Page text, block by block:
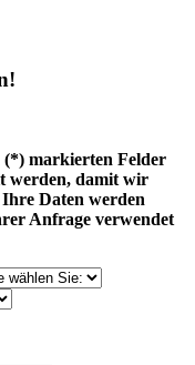
(*) markierten Felder
werden, damit wir
Daten werden
Anfrage verwendet